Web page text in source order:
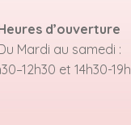
d’ouverture
Mardi au samedi :
et 14h30-19h